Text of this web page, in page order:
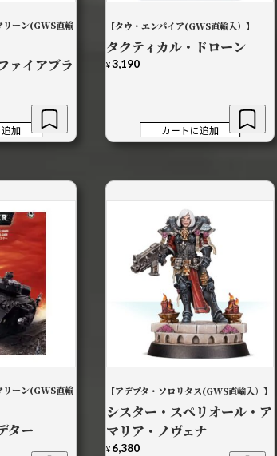
リーン(GWS直輸
ァイアブラ
加
【タウ・エンパイア(GWS直輸入）】
タクティカル・ドローン
¥3,190
カートに追加
リーン(GWS直輸
ター
【アデプタ・ソロリタス(GWS直輸入）】
シスター・スペリオール・ア
マリア・ノヴェナ
¥ 6,380